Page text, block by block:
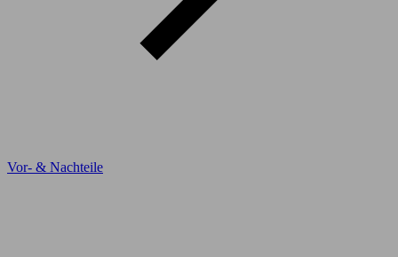
Vor- & Nachteile